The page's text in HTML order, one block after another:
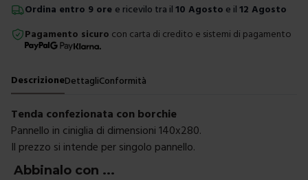
Ordina entro 9 ore e ricevilo tra il 10 Agosto e il 12 Agosto
Pagamento sicuro con carta di credito e sistemi di pagamento
DescrizioneDettagliConformità
Tenda confezionata con borchie
Pannello in ciniglia di dimensioni 140x280.
Il prezzo si intende per singolo pannello.
Abbinalo con ...